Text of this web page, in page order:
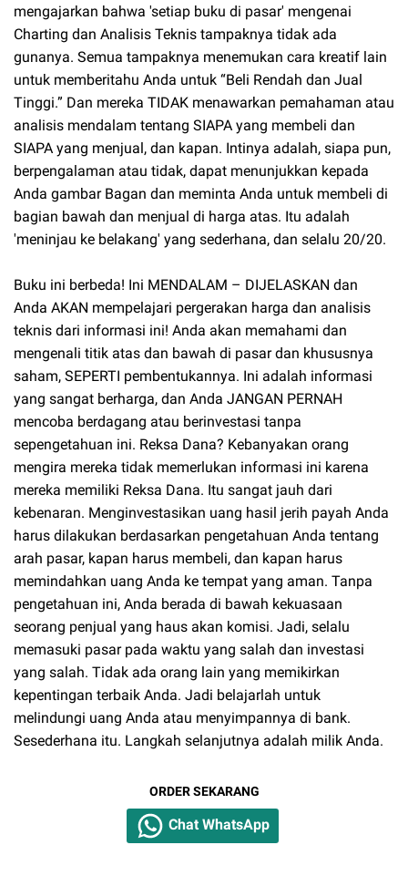
mengajarkan bahwa 'setiap buku di pasar' mengenai
Charting dan Analisis Teknis tampaknya tidak ada
gunanya. Semua tampaknya menemukan cara kreatif lain
untuk memberitahu Anda untuk “Beli Rendah dan Jual
Tinggi.” Dan mereka TIDAK menawarkan pemahaman atau
analisis mendalam tentang SIAPA yang membeli dan
SIAPA yang menjual, dan kapan. Intinya adalah, siapa pun,
berpengalaman atau tidak, dapat menunjukkan kepada
Anda gambar Bagan dan meminta Anda untuk membeli di
bagian bawah dan menjual di harga atas. Itu adalah
'meninjau ke belakang' yang sederhana, dan selalu 20/20.
Buku ini berbeda! Ini MENDALAM – DIJELASKAN dan
Anda AKAN mempelajari pergerakan harga dan analisis
teknis dari informasi ini! Anda akan memahami dan
mengenali titik atas dan bawah di pasar dan khususnya
saham, SEPERTI pembentukannya. Ini adalah informasi
yang sangat berharga, dan Anda JANGAN PERNAH
mencoba berdagang atau berinvestasi tanpa
sepengetahuan ini. Reksa Dana? Kebanyakan orang
mengira mereka tidak memerlukan informasi ini karena
mereka memiliki Reksa Dana. Itu sangat jauh dari
kebenaran. Menginvestasikan uang hasil jerih payah Anda
harus dilakukan berdasarkan pengetahuan Anda tentang
arah pasar, kapan harus membeli, dan kapan harus
memindahkan uang Anda ke tempat yang aman. Tanpa
pengetahuan ini, Anda berada di bawah kekuasaan
seorang penjual yang haus akan komisi. Jadi, selalu
memasuki pasar pada waktu yang salah dan investasi
yang salah. Tidak ada orang lain yang memikirkan
kepentingan terbaik Anda. Jadi belajarlah untuk
melindungi uang Anda atau menyimpannya di bank.
Sesederhana itu. Langkah selanjutnya adalah milik Anda.
ORDER SEKARANG
Chat WhatsApp